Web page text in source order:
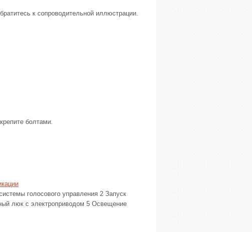
к сопроводительной иллюстрации.
болтами.
голосового управления 2 Запуск
люк с электроприводом 5 Освещение